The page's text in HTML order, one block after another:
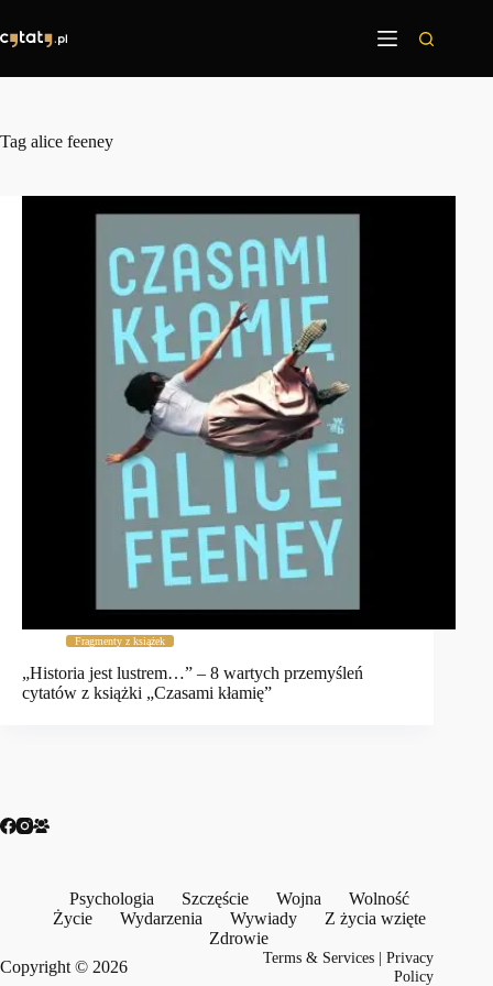
treści
Tag alice feeney
Fragmenty z książek
„Historia jest lustrem…” – 8 wartych przemyśleń
cytatów z książki „Czasami kłamię”
Psychologia Szczęście Wojna
Wolność
Życie
Wydarzenia Wywiady
Z życia wzięte
Zdrowie
Copyright © 2026
Terms & Services |Privacy
Policy